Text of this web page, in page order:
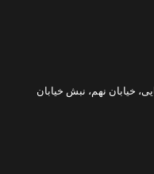
خیابان نهم، نبش خیابان